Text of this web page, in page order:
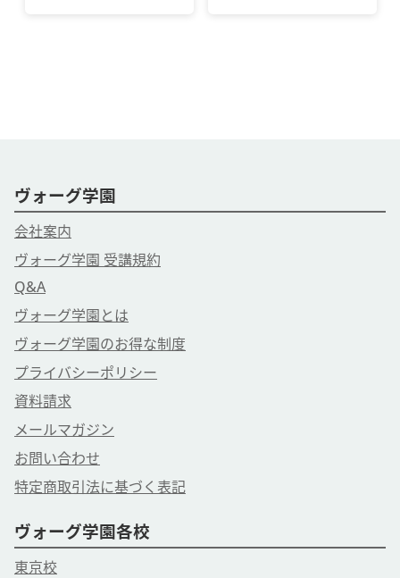
ヴォーグ学園
会社案内
ヴォーグ学園 受講規約
Q&A
ヴォーグ学園とは
ヴォーグ学園のお得な制度
プライバシーポリシー
資料請求
メールマガジン
お問い合わせ
特定商取引法に基づく表記
ヴォーグ学園各校
東京校